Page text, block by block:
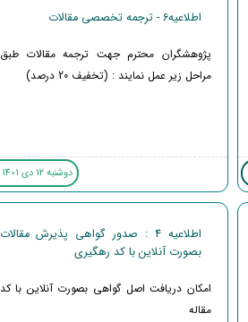
اطلاعیه6 - ترجمه تخصصی مقالات
پژوهشگران محترم جهت ترجمه مقالات طبق
مراحل زیر عمل نمایند : (تخفیف 20 درصد)
دوشنبه 12 دی 1401 (3 سال قبل )
اطلاعیه 4 : صدور گواهی پذیرش مقالات
بصورت آنلاین با کد رهگیری
امکان دریافت اصل گواهی بصورت آنلاین با کد
مقاله